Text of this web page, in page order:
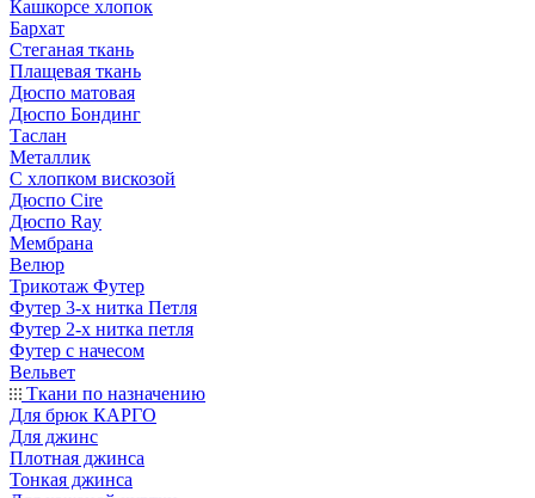
Кашкорсе хлопок
Бархат
Стеганая ткань
Плащевая ткань
Дюспо матовая
Дюспо Бондинг
Таслан
Металлик
С хлопком вискозой
Дюспо Cire
Дюспо Ray
Мембрана
Велюр
Трикотаж Футер
Футер 3-х нитка Петля
Футер 2-х нитка петля
Футер с начесом
Вельвет
Ткани по назначению
Для брюк КАРГО
Для джинс
Плотная джинса
Тонкая джинса